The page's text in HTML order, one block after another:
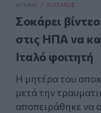
ΑΡΧΙΚΗ / ΚΌΣΜΟΣ
Σοκάρει
στις ΗΠΑ να
Ιταλό φοιτητή
Η μητέρα του
μετά την
αποπειράθηκε να